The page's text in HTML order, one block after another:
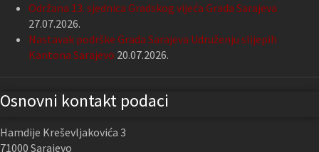
Održana 13. sjednica Gradskog vijeća Grada Sarajeva
27.07.2026.
Nastavak podrške Grada Sarajeva Udruženju slijepih
Kantona Sarajevo 20.07.2026.
Osnovni kontakt podaci
Hamdije Kreševljakovića 3
71000 Sarajevo